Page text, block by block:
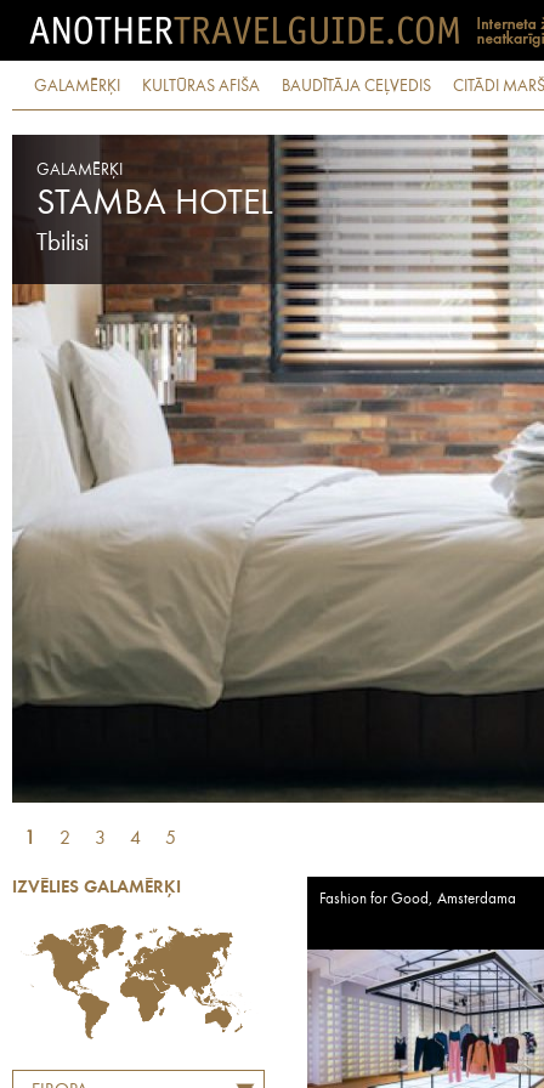
GALAMĒRĶI KULTŪRAS AFIŠA BAUDĪTĀJA CEĻVEDIS CITĀDI
GALAMĒRĶI
STAMBA HOTEL
Tbilisi
1 2 3 4 5
IZVĒLIES GALAMĒRĶI
Fashion for Good, Amsterdama